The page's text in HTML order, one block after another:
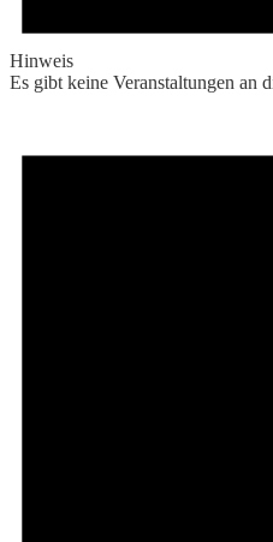
Hinweis
Es gibt keine Veranstaltungen an